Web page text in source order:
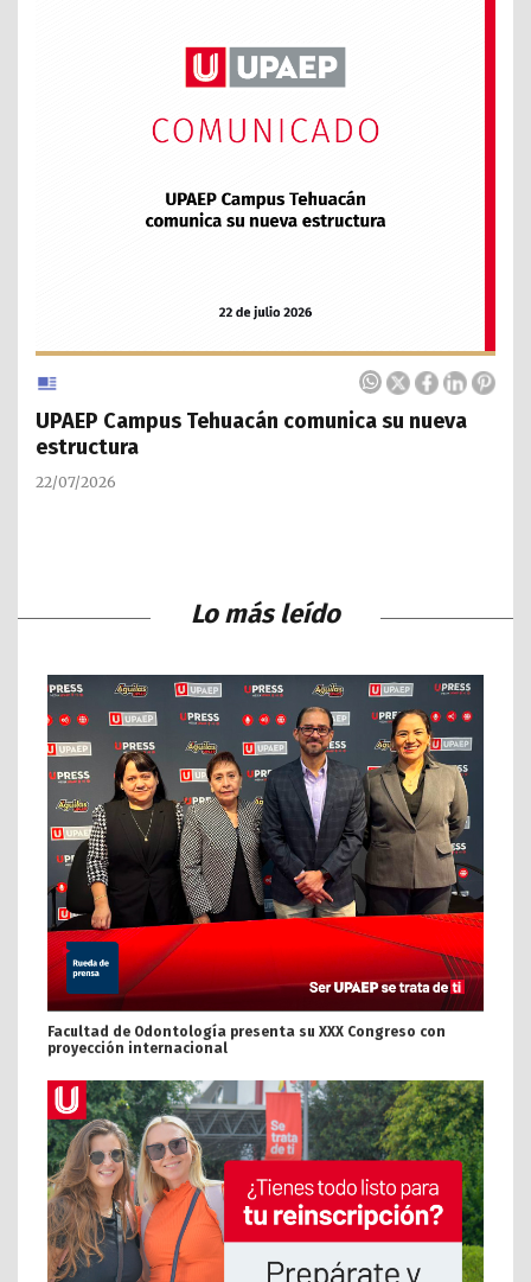
UPAEP Campus Tehuacán comunica su nueva
estructura
22/07/2026
Lo más leído
Facultad de Odontología presenta su XXX Congreso con
proyección internacional